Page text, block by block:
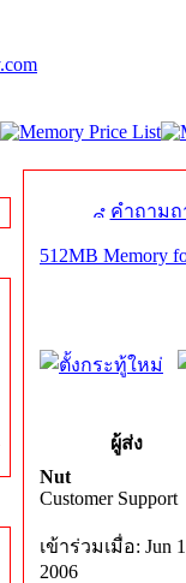
คำถาม
512MB Memory
ผู้ส่ง
Nut
Customer Support
เข้าร่วมเมื่อ: Jun
2006